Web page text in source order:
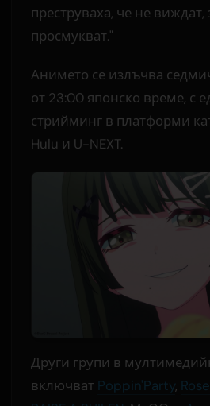
преструваха, че не виждат,
просмукват."
Анимето се излъчва
от 23:00 японско време, с
стрийминг в платформи
Hulu и U-NEXT.
Други групи в
включват Poppin'Party,